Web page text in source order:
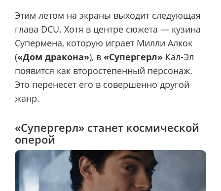
Этим летом на экраны выходит следующая
глава DCU. Хотя в центре сюжета — кузина
Супермена, которую играет Милли Алкок
(«Дом дракона»), в «Супергерл» Кал-Эл
появится как второстепенный персонаж.
Это перенесет его в совершенно другой
жанр.
«Супергерл» станет космической
оперой